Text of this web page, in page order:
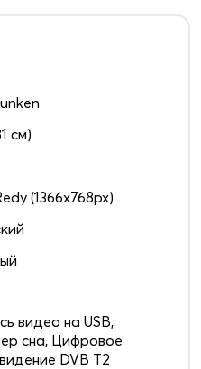
см)
(1366x768px)
видео на USB,
сна, Цифровое
DVB T2